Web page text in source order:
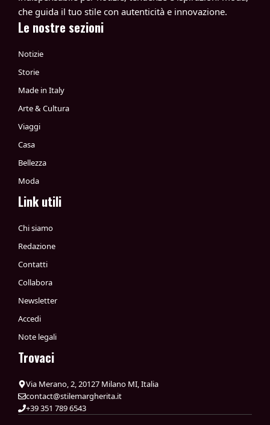
che guida il tuo stile con autenticità e innovazione.
Le nostre sezioni
Notizie
Storie
Made in Italy
Arte & Cultura
Viaggi
Casa
Bellezza
Moda
Link utili
Chi siamo
Redazione
Contatti
Collabora
Newsletter
Accedi
Note legali
Trovaci
Via Merano, 2, 20127 Milano MI, Italia
contact@stilemargherita.it
+39 351 789 6543